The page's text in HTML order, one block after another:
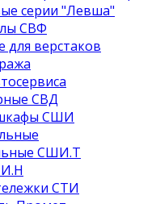
серии "Левша"
СВФ
верстаков
СВД
СШИ
СШИ.Т
СТИ